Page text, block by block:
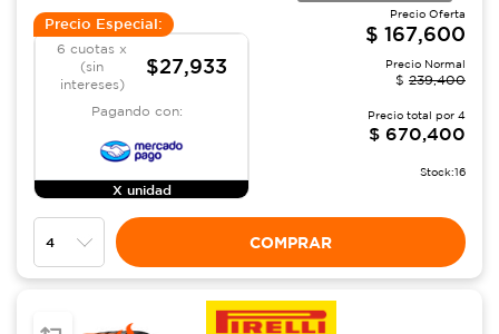
Precio Especial:
6 cuotas x
(sin
intereses)
$27,933
Pagando con:
X unidad
Precio Oferta
$ 167,600
Precio Normal
$ 239,400
Precio total por 4
$ 670,400
Stock:16
COMPRAR